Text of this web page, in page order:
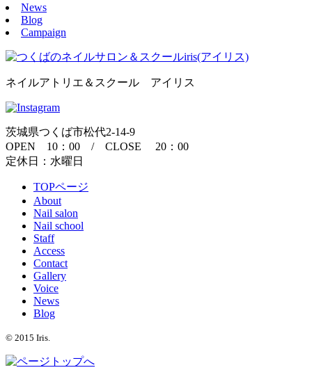
News
Blog
Campaign
ネイルアトリエ＆スクール アイリス
茨城県つくば市松代2-14-9
OPEN 10：00 / CLOSE 20：00
定休日：水曜日
TOPページ
About
Nail salon
Nail school
Staff
Access
Contact
Gallery
Voice
News
Blog
© 2015 Iris.